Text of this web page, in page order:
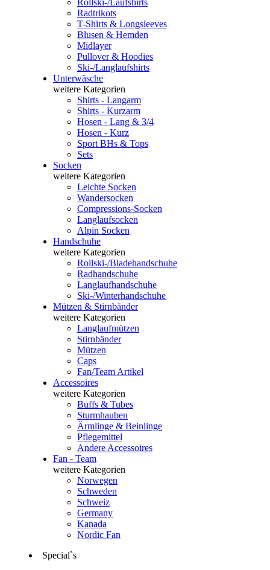
Rollski-/Laufshirts
Radtrikots
T-Shirts & Longsleeves
Blusen & Hemden
Midlayer
Pullover & Hoodies
Ski-/Langlaufshirts
Unterwäsche
weitere Kategorien
Shirts - Langarm
Shirts - Kurzarm
Hosen - Lang & 3/4
Hosen - Kurz
Sport BHs & Tops
Sets
Socken
weitere Kategorien
Leichte Socken
Wandersocken
Compressions-Socken
Langlaufsocken
Alpin Socken
Handschuhe
weitere Kategorien
Rollski-/Bladehandschuhe
Radhandschuhe
Langlaufhandschuhe
Ski-/Winterhandschuhe
Mützen & Stirnbänder
weitere Kategorien
Langlaufmützen
Stirnbänder
Mützen
Caps
Fan/Team Artikel
Accessoires
weitere Kategorien
Buffs & Tubes
Sturmhauben
Ärmlinge & Beinlinge
Pflegemittel
Andere Accessoires
Fan - Team
weitere Kategorien
Norwegen
Schweden
Schweiz
Germany
Kanada
Nordic Fan
Special`s